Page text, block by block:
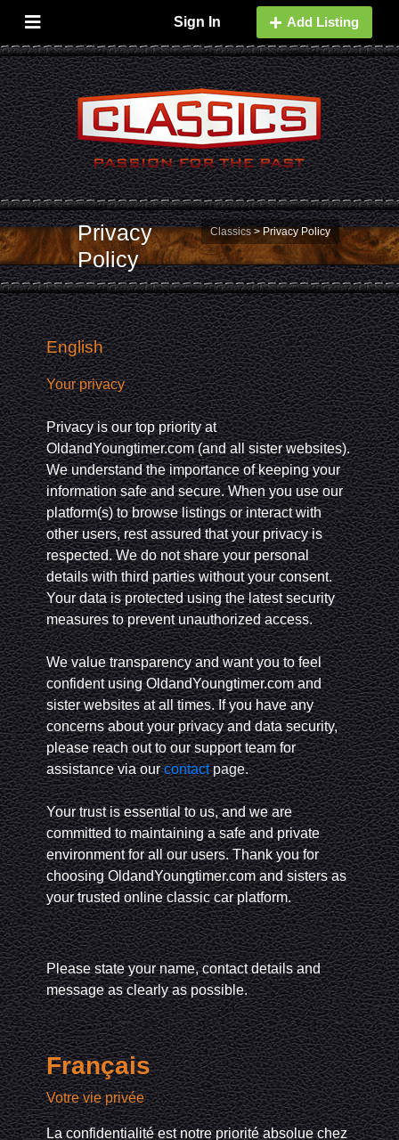
Sign In Add Listing
Classics >Privacy Policy
Privacy
Policy
English
Your privacy
Privacy is our top priority at
OldandYoungtimer.com (and all sister websites).
We understand the importance of keeping your
information safe and secure. When you use our
platform(s) to browse listings or interact with
other users, rest assured that your privacy is
respected. We do not share your personal
details with third parties without your consent.
Your data is protected using the latest security
measures to prevent unauthorized access.
We value transparency and want you to feel
confident using OldandYoungtimer.com and
sister websites at all times. If you have any
concerns about your privacy and data security,
please reach out to our support team for
assistance via ourcontact page.
Your trust is essential to us, and we are
committed to maintaining a safe and private
environment for all our users. Thank you for
choosing OldandYoungtimer.com and sisters as
your trusted online classic car platform.
Please state your name, contact details and
message as clearly as possible.
Français
Votre vie privée
La confidentialité est notre priorité absolue chez